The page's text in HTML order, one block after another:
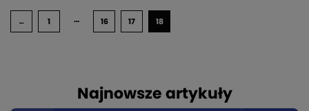
← 1 … 16 17 18
Najnowsze artykuły